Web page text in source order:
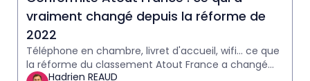
vraiment changé depuis la réforme de
2022
Téléphone en chambre, livret d'accueil, wifi… ce que
la réforme du classement Atout France a changé
pour les hôteliers, et ce qui reste à vérifier avant
Hadrien REAUD